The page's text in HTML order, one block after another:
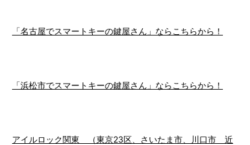
「名古屋でスマートキーの鍵屋さん」ならこちらから！
「浜松市でスマートキーの鍵屋さん」ならこちらから！
アイルロック関東 （東京23区、さいたま市、川口市 近